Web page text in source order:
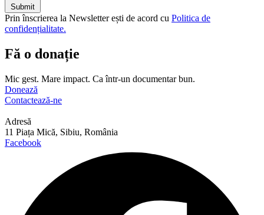
Submit
Prin înscrierea la Newsletter ești de acord cu Politica de
confidențialitate.
Fă o donație
Mic gest. Mare impact. Ca într-un documentar bun.
Donează
Contactează-ne
Adresă
11 Piața Mică, Sibiu, România
Facebook